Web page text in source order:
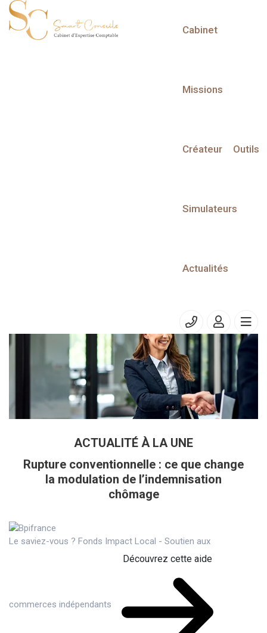
Cabinet
Missions
Créateur Outils
Simulateurs
Actualités
ACTUALITÉ À LA UNE
Rupture conventionnelle : ce que change
la modulation de l’indemnisation
chômage
Le saviez-vous ? Fonds Impact Local - Soutien aux
commerces indépendants
Découvrez cette aide